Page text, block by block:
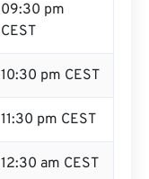
09:30 pm
CEST
10:30 pm CEST
11:30 pm CEST
12:30 am CEST